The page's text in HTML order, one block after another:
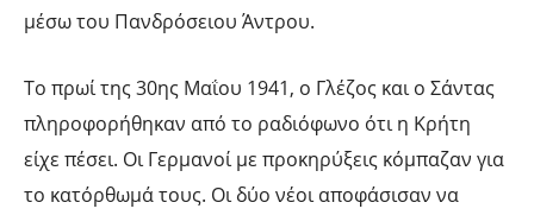
μέσω του Πανδρόσειου Άντρου.
Το πρωί της 30ης Μαΐου 1941, ο Γλέζος και ο Σάντας
πληροφορήθηκαν από το ραδιόφωνο ότι η Κρήτη
είχε πέσει. Οι Γερμανοί με προκηρύξεις κόμπαζαν για
το κατόρθωμά τους. Οι δύο νέοι αποφάσισαν να